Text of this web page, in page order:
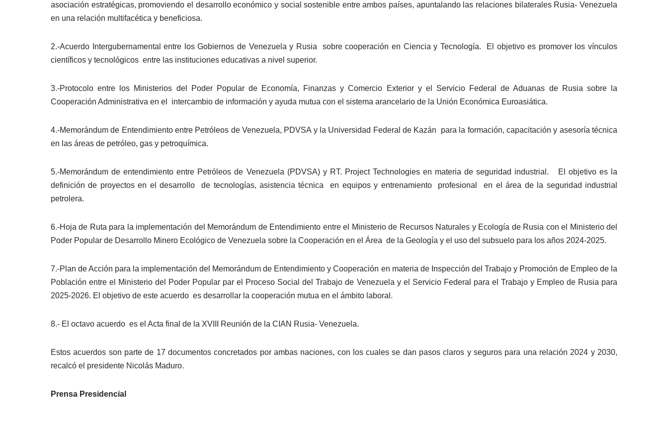
asociación estratégicas, promoviendo el desarrollo económico y social sostenible entre ambos países, apuntalando las relaciones bilaterales Rusia- Venezuela
en una relación multifacética y beneficiosa.
2.-Acuerdo Intergubernamental entre los Gobiernos de Venezuela y Rusia sobre cooperación en Ciencia y Tecnología. El objetivo es promover los vínculos
científicos y tecnológicos entre las instituciones educativas a nivel superior.
3.-Protocolo entre los Ministerios del Poder Popular de Economía, Finanzas y Comercio Exterior y el Servicio Federal de Aduanas de Rusia sobre la
Cooperación Administrativa en el intercambio de información y ayuda mutua con el sistema arancelario de la Unión Económica Euroasiática.
4.-Memorándum de Entendimiento entre Petróleos de Venezuela, PDVSA y la Universidad Federal de Kazán para la formación, capacitación y asesoría técnica
en las áreas de petróleo, gas y petroquímica.
5.-Memorándum de entendimiento entre Petróleos de Venezuela (PDVSA) y RT. Project Technologies en materia de seguridad industrial. El objetivo es la
definición de proyectos en el desarrollo de tecnologías, asistencia técnica en equipos y entrenamiento profesional en el área de la seguridad industrial
petrolera.
6.-Hoja de Ruta para la implementación del Memorándum de Entendimiento entre el Ministerio de Recursos Naturales y Ecología de Rusia con el Ministerio del
Poder Popular de Desarrollo Minero Ecológico de Venezuela sobre la Cooperación en el Área de la Geología y el uso del subsuelo para los años 2024-2025.
7.-Plan de Acción para la implementación del Memorándum de Entendimiento y Cooperación en materia de Inspección del Trabajo y Promoción de Empleo de la
Población entre el Ministerio del Poder Popular par el Proceso Social del Trabajo de Venezuela y el Servicio Federal para el Trabajo y Empleo de Rusia para
2025-2026. El objetivo de este acuerdo es desarrollar la cooperación mutua en el ámbito laboral.
8.- El octavo acuerdo es el Acta final de la XVIII Reunión de la CIAN Rusia- Venezuela.
Estos acuerdos son parte de 17 documentos concretados por ambas naciones, con los cuales se dan pasos claros y seguros para una relación 2024 y 2030,
recalcó el presidente Nicolás Maduro.
Prensa Presidencial